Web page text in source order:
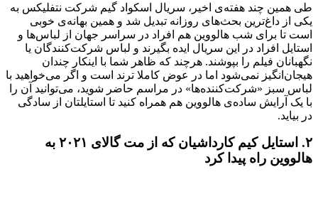
طی همین چند هفته‌ی اخیر، سریال اسکواد گیم شرکت نتفلیکس به
یکی از داغ‌ترین بحث‌های روزانه تبدیل شد و همین بهانه‌ی خوبی
است تا برای شب هالووین هم افراد در سراسر جهان از لباس‌ها و
استایل افراد در این سریال ایده بگیرند و لباس شرکت‌کنندگان یا
نگهبانان فیلم را بپوشند. هرچند که ظاهر شما با اینکار چندان
هیجان‌انگیز نمی‌شود اما در عوض کاملا ترند است و اگر می‌خواهید با
لباس سبز «شرکت‌کننده‌ها» در مراسم حاضر شوید، می‌توانید آن را
با یک آرایش ساده‌ی هالووین هم همراه کنید تا استایلتان از سادگی
در بیاید.
۲. استایل کیم کارداشیان که از مت گالای ۲۰۲۱ به
هالووین راه پیدا کرد